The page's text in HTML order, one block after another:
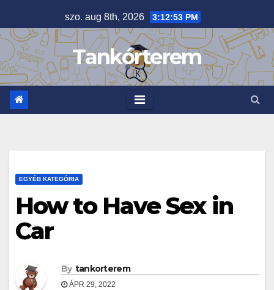
to
content
szo. aug 8th, 2026 3:12:53 PM
Tankórterem
EGYÉB KATEGÓRIA
How to Have Sex in
Car
By tankorterem
ÁPR 29, 2022